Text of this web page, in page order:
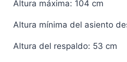
Altura máxima: 104 cm
Altura mínima del asiento
Altura del respaldo: 53 cm